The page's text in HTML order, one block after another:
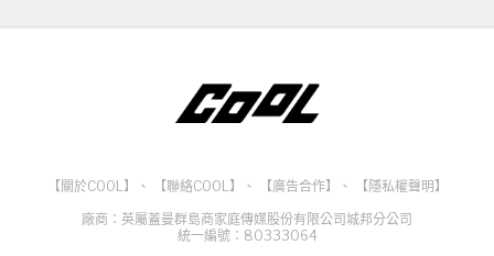
【關於COOL】 、 【聯絡COOL】 、 【廣告合作】 、
【隱私權聲明】
廠商：英屬蓋曼群島商家庭傳媒股份有限公司城邦分公司
統一編號：80333064